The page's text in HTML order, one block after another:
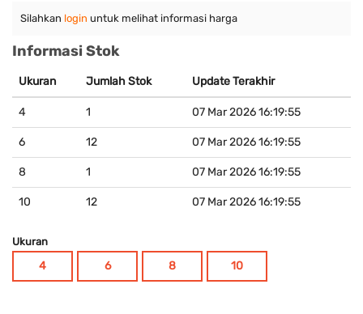
Silahkan login untuk melihat informasi harga
Informasi Stok
Ukuran Jumlah Stok Update Terakhir
4 1 07 Mar 2026 16:19:55
6 12 07 Mar 2026 16:19:55
8 1 07 Mar 2026 16:19:55
10 12 07 Mar 2026 16:19:55
Ukuran
4 6 8 10